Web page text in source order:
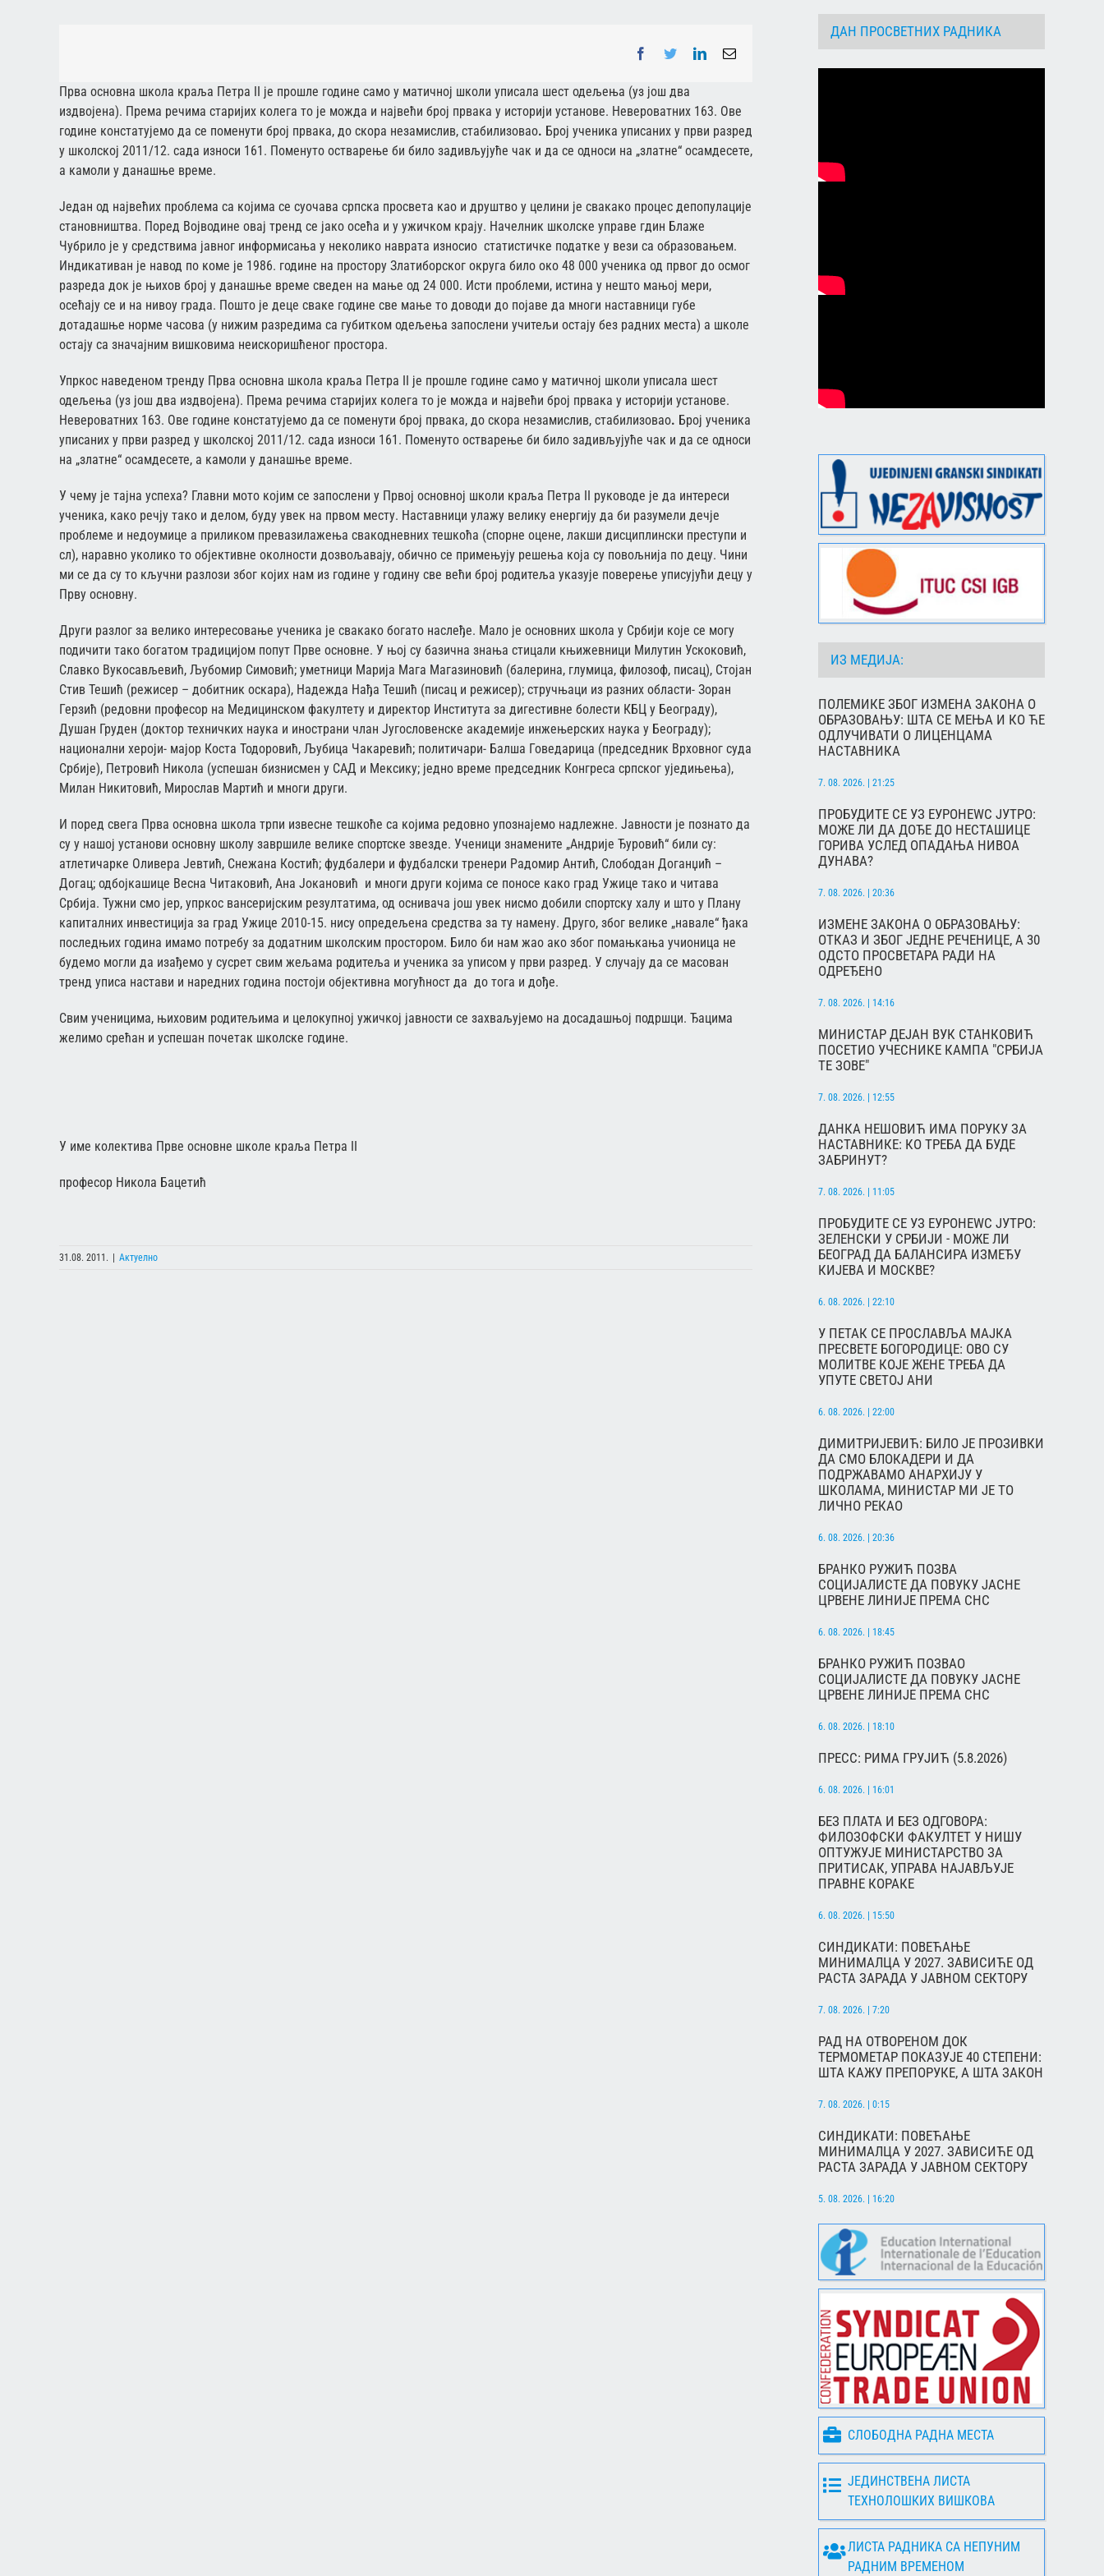
Facebook
TwitterLinkedInEmail
Прва основна школа краља Петра II је прошле године само у матичној школи уписала шест одељења (уз још два
издвојена). Према речима старијих колега то је можда и највећи број првака у историји установе. Невероватних 163. Ове
године констатујемо да се поменути број првака, до скора незамислив, стабилизовао. Број ученика уписаних у први разред
у школској 2011/12. сада износи 161. Поменуто остварење би било задивљујуће чак и да се односи на „златне“ осамдесете,
а камоли у данашње време.
Један од највећих проблема са којима се суочава српска просвета као и друштво у целини је свакако процес депопулације
становништва. Поред Војводине овај тренд се јако осећа и у ужичком крају. Начелник школске управе гдин Блаже
Чубрило је у средствима јавног информисања у неколико наврата износио статистичке податке у вези са образовањем.
Индикативан је навод по коме је 1986. године на простору Златиборског округа било око 48 000 ученика од првог до осмог
разреда док је њихов број у данашње време сведен на мање од 24 000. Исти проблеми, истина у нешто мањој мери,
осећају се и на нивоу града. Пошто је деце сваке године све мање то доводи до појаве да многи наставници губе
дотадашње норме часова (у нижим разредима са губитком одељења запослени учитељи остају без радних места) а школе
остају са значајним вишковима неискоришћеног простора.
Упркос наведеном тренду Прва основна школа краља Петра II је прошле године само у матичној школи уписала шест
одељења (уз још два издвојена). Према речима старијих колега то је можда и највећи број првака у историји установе.
Невероватних 163. Ове године констатујемо да се поменути број првака, до скора незамислив, стабилизовао. Број ученика
уписаних у први разред у школској 2011/12. сада износи 161. Поменуто остварење би било задивљујуће чак и да се односи
на „златне“ осамдесете, а камоли у данашње време.
У чему је тајна успеха? Главни мото којим се запослени у Првој основној школи краља Петра II руководе је да интереси
ученика, како речју тако и делом, буду увек на првом месту. Наставници улажу велику енергију да би разумели дечје
проблеме и недоумице а приликом превазилажења свакодневних тешкоћа (спорне оцене, лакши дисциплински преступи и
сл), наравно уколико то објективне околности дозвољавају, обично се примењују решења која су повољнија по децу. Чини
ми се да су то кључни разлози због којих нам из године у годину све већи број родитеља указује поверење уписујући децу у
Прву основну.
Други разлог за велико интересовање ученика је свакако богато наслеђе. Мало је основних школа у Србији које се могу
подичити тако богатом традицијом попут Прве основне. У њој су базична знања стицали књижевници Милутин Ускоковић,
Славко Вукосављевић, Љубомир Симовић; уметници Марија Мага Магазиновић (балерина, глумица, филозоф, писац), Стојан
Стив Тешић (режисер – добитник оскара), Надежда Нађа Тешић (писац и режисер); стручњаци из разних области- Зоран
Герзић (редовни професор на Медицинском факултету и директор Института за дигестивне болести КБЦ у Београду),
Душан Груден (доктор техничких наука и инострани члан Југословенске академије инжењерских наука у Београду);
национални хероји- мајор Коста Тодоровић, Љубица Чакаревић; политичари- Балша Говедарица (председник Врховног суда
Србије), Петровић Никола (успешан бизнисмен у САД и Мексику; једно време председник Конгреса српског уједињења),
Милан Никитовић, Мирослав Мартић и многи други.
И поред свега Прва основна школа трпи извесне тешкоће са којима редовно упознајемо надлежне. Јавности је познато да
су у нашој установи основну школу завршиле велике спортске звезде. Ученици знамените „Андрије Ђуровић“ били су:
атлетичарке Оливера Јевтић, Снежана Костић; фудбалери и фудбалски тренери Радомир Антић, Слободан Доганџић –
Догац; одбојкашице Весна Читаковић, Ана Јокановић и многи други којима се поносе како град Ужице тако и читава
Србија. Тужни смо јер, упркос вансеријским резултатима, од оснивача још увек нисмо добили спортску халу и што у Плану
капиталних инвестиција за град Ужице 2010-15. нису опредељена средства за ту намену. Друго, због велике „навале“ ђака
последњих година имамо потребу за додатним школским простором. Било би нам жао ако због помањкања учионица не
будемо могли да изађемо у сусрет свим жељама родитеља и ученика за уписом у први разред. У случају да се масован
тренд уписа настави и наредних година постоји објективна могућност да до тога и дође.
Свим ученицима, њиховим родитељима и целокупној ужичкој јавности се захваљујемо на досадашњој подршци. Ђацима
желимо срећан и успешан почетак школске године.
У име колектива Прве основне школе краља Петра II
професор Никола Бацетић
31.08. 2011. Актуелно
ДАН ПРОСВЕТНИХ РАДНИКА
ИЗ МЕДИЈА:
ПОЛЕМИКЕ ЗБОГ ИЗМЕНА ЗАКОНА О
ОБРАЗОВАЊУ: ШТА СЕ МЕЊА И КО ЋЕ
ОДЛУЧИВАТИ О ЛИЦЕНЦАМА
НАСТАВНИКА
7. 08. 2026. | 21:25
ПРОБУДИТЕ СЕ УЗ ЕУРОНЕWС ЈУТРО:
МОЖЕ ЛИ ДА ДОЂЕ ДО НЕСТАШИЦЕ
ГОРИВА УСЛЕД ОПАДАЊА НИВОА
ДУНАВА?
7. 08. 2026. | 20:36
ИЗМЕНЕ ЗАКОНА О ОБРАЗОВАЊУ:
ОТКАЗ И ЗБОГ ЈЕДНЕ РЕЧЕНИЦЕ, А 30
ОДСТО ПРОСВЕТАРА РАДИ НА
ОДРЕЂЕНО
7. 08. 2026. | 14:16
МИНИСТАР ДЕЈАН ВУК СТАНКОВИЋ
ПОСЕТИО УЧЕСНИКЕ КАМПА "СРБИЈА
ТЕ ЗОВЕ"
7. 08. 2026. | 12:55
ДАНКА НЕШОВИЋ ИМА ПОРУКУ ЗА
НАСТАВНИКЕ: КО ТРЕБА ДА БУДЕ
ЗАБРИНУТ?
7. 08. 2026. | 11:05
ПРОБУДИТЕ СЕ УЗ ЕУРОНЕWС ЈУТРО:
ЗЕЛЕНСКИ У СРБИЈИ - МОЖЕ ЛИ
БЕОГРАД ДА БАЛАНСИРА ИЗМЕЂУ
КИЈЕВА И МОСКВЕ?
6. 08. 2026. | 22:10
У ПЕТАК СЕ ПРОСЛАВЉА МАЈКА
ПРЕСВЕТЕ БОГОРОДИЦЕ: ОВО СУ
МОЛИТВЕ КОЈЕ ЖЕНЕ ТРЕБА ДА
УПУТЕ СВЕТОЈ АНИ
6. 08. 2026. | 22:00
ДИМИТРИЈЕВИЋ: БИЛО ЈЕ ПРОЗИВКИ
ДА СМО БЛОКАДЕРИ И ДА
ПОДРЖАВАМО АНАРХИЈУ У
ШКОЛАМА, МИНИСТАР МИ ЈЕ ТО
ЛИЧНО РЕКАО
6. 08. 2026. | 20:36
БРАНКО РУЖИЋ ПОЗВА
СОЦИЈАЛИСТЕ ДА ПОВУКУ ЈАСНЕ
ЦРВЕНЕ ЛИНИЈЕ ПРЕМА СНС
6. 08. 2026. | 18:45
БРАНКО РУЖИЋ ПОЗВАО
СОЦИЈАЛИСТЕ ДА ПОВУКУ ЈАСНЕ
ЦРВЕНЕ ЛИНИЈЕ ПРЕМА СНС
6. 08. 2026. | 18:10
ПРЕСС: РИМА ГРУЈИЋ (5.8.2026)
6. 08. 2026. | 16:01
БЕЗ ПЛАТА И БЕЗ ОДГОВОРА:
ФИЛОЗОФСКИ ФАКУЛТЕТ У НИШУ
ОПТУЖУЈЕ МИНИСТАРСТВО ЗА
ПРИТИСАК, УПРАВА НАЈАВЉУЈЕ
ПРАВНЕ КОРАКЕ
6. 08. 2026. | 15:50
СИНДИКАТИ: ПОВЕЋАЊЕ
МИНИМАЛЦА У 2027. ЗАВИСИЋЕ ОД
РАСТА ЗАРАДА У ЈАВНОМ СЕКТОРУ
7. 08. 2026. | 7:20
РАД НА ОТВОРЕНОМ ДОК
ТЕРМОМЕТАР ПОКАЗУЈЕ 40 СТЕПЕНИ:
ШТА КАЖУ ПРЕПОРУКЕ, А ШТА ЗАКОН
7. 08. 2026. | 0:15
СИНДИКАТИ: ПОВЕЋАЊЕ
МИНИМАЛЦА У 2027. ЗАВИСИЋЕ ОД
РАСТА ЗАРАДА У ЈАВНОМ СЕКТОРУ
5. 08. 2026. | 16:20
СЛОБОДНА РАДНА МЕСТА
ЈЕДИНСТВЕНА ЛИСТА
ТЕХНОЛОШКИХ ВИШКОВА
ЛИСТА РАДНИКА СА НЕПУНИМ
РАДНИМ ВРЕМЕНОМ